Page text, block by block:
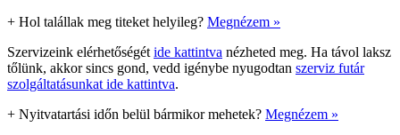
+ Hol talállak meg titeket helyileg? Megnézem »
Szervizeink elérhetőségét ide kattintva nézheted meg. Ha távol laksz
tőlünk, akkor sincs gond, vedd igénybe nyugodtan szerviz futár
szolgáltatásunkat ide kattintva.
+ Nyitvatartási időn belül bármikor mehetek? Megnézem »